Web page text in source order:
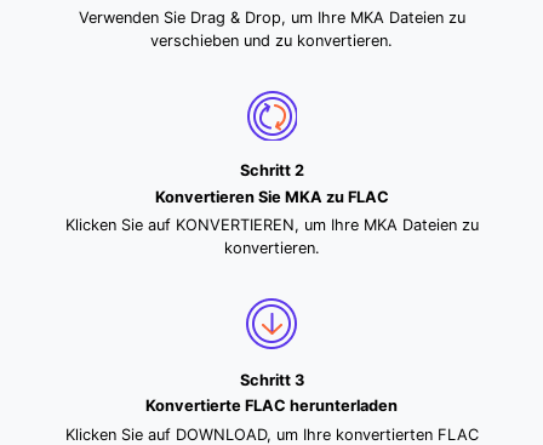
Verwenden Sie Drag & Drop, um Ihre MKA Dateien zu
verschieben und zu konvertieren.
Schritt 2
Konvertieren Sie MKA zu FLAC
Klicken Sie auf KONVERTIEREN, um Ihre MKA Dateien zu
konvertieren.
Schritt 3
Konvertierte FLAC herunterladen
Klicken Sie auf DOWNLOAD, um Ihre konvertierten FLAC